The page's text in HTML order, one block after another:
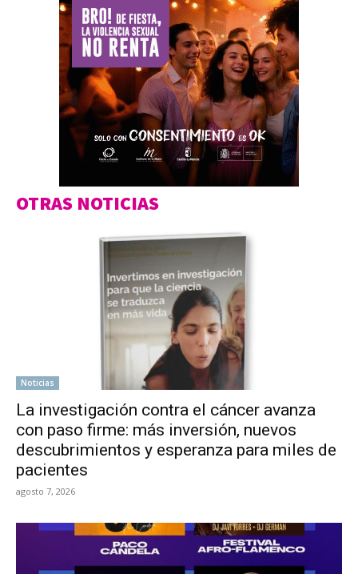
OTRAS NOTICIAS
Noticias
La investigación contra el cáncer avanza
con paso firme: más inversión, nuevos
descubrimientos y esperanza para miles de
pacientes
agosto 7, 2026